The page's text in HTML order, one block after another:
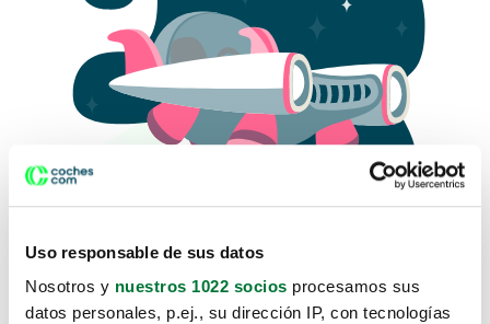
Uso responsable de sus datos
Nosotros y nuestros 1022 socios procesamos sus
datos personales, p.ej., su dirección IP, con tecnologías